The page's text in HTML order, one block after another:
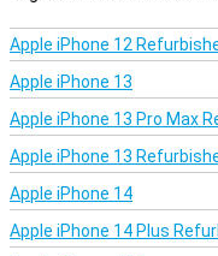
Apple iPhone 12
Apple iPhone 13
Apple iPhone 13 Pro Max
Apple iPhone 13
Apple iPhone 14
Apple iPhone 14 Plus